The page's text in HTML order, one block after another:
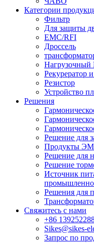
Категории
Фильтр
Для защиты
EMC/RFI
Дроссель
Нагрузочный
Рекурератор
Резистор
Устройство
Решения
Решение для
Продукты
Решение для
Решение
Источник
Решения для
Свяжитесь с нами
+86
Sikes@sikes-
Запрос по